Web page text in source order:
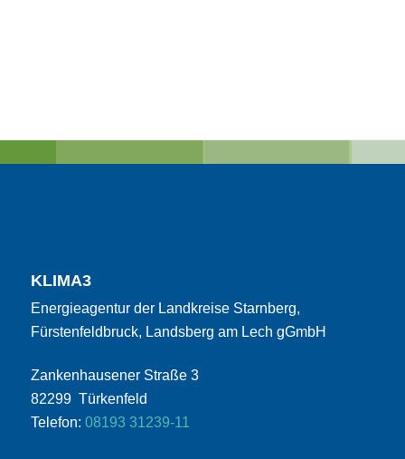
KLIMA3
Energieagentur der Landkreise Starnberg,
Fürstenfeldbruck, Landsberg am Lech gGmbH
Zankenhausener Straße 3
82299 Türkenfeld
Telefon: 08193 31239-11